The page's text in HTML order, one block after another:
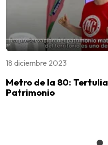
18 diciembre 2023
Metro de la 80:
Patrimonio